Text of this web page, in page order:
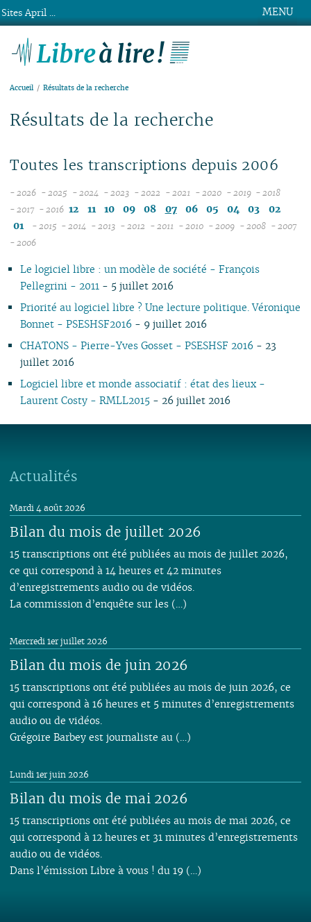
MENU
Accueil Résultats de la recherche
Résultats de la recherche
Toutes les transcriptions depuis 2006
- 2026
04
03
02
01
- 2025
12
08
07
06
05
01
- 2024
12
08
07
06
05
01
- 2023
12
08
07
06
05
01
- 2022
12
08
07
06
05
01
- 2021
12
08
06
05
01
- 2020
12
08
06
01
- 2019
12
11
08
06
01
- 2018
06
- 2017
09
08
07
06
02
01
- 2016 12 11 10 09 08 07 06 05 04 03
02
01
- 2015
10
09
08
07
03
02
- 2014
10
09
08
07
02
- 2013
09
08
04
02
- 2012
09
08
07
06
- 2011
10
08
07
03
- 2010
10
08
03
02
- 2009 - 2008
01
- 2007
- 2006
Le logiciel libre : un modèle de société - François
Pellegrini - 2011 - 5 juillet 2016
Priorité au logiciel libre ? Une lecture politique. Véronique
Bonnet - PSESHSF2016- 9 juillet 2016
CHATONS - Pierre-Yves Gosset - PSESHSF 2016- 23
juillet 2016
Logiciel libre et monde associatif : état des lieux -
Laurent Costy - RMLL2015- 26 juillet 2016
Actualités
Bilan du mois de juillet 2026
Mardi 4 août 2026
15 transcriptions ont été publiées au mois de juillet 2026,
ce qui correspond à 14 heures et 42 minutes
d’enregistrements audio ou de vidéos.
La commission d’enquête sur les (…)
Bilan du mois de juin 2026
Mercredi 1er juillet 2026
15 transcriptions ont été publiées au mois de juin 2026, ce
qui correspond à 16 heures et 5 minutes d’enregistrements
audio ou de vidéos.
Grégoire Barbey est journaliste au (…)
Bilan du mois de mai 2026
Lundi 1er juin 2026
15 transcriptions ont été publiées au mois de mai 2026, ce
qui correspond à 12 heures et 31 minutes d’enregistrements
audio ou de vidéos.
Dans l’émission Libre à vous ! du 19 (…)
Sites April ...